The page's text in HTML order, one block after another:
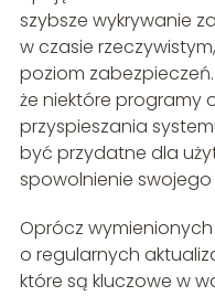
szybsze wykrywanie
w czasie
poziom
że niektóre programy
przyspieszania
być przydatne dla
spowolnienie
Oprócz
o regularnych
które są kluczowe w